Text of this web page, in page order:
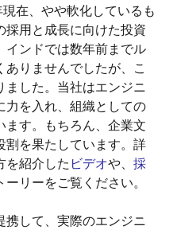
在、やや軟化しているも
用と成長に向けた投資
インドでは数年前までル
りませんでしたが、こ
ました。当社はエンジニ
力を入れ、組織としての
ます。もちろん、企業文
割を果たしています。詳
を紹介した ビデオや、 採
リーをご覧ください。
して、実際のエンジニ